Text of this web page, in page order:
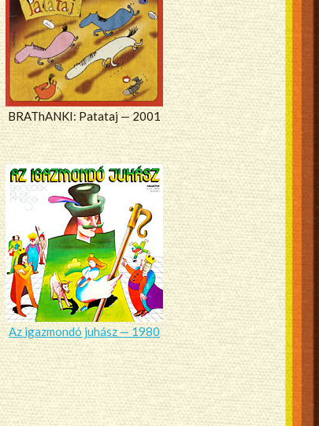
BRAThANKI: Patataj — 2001
Az igazmondó juhász — 1980